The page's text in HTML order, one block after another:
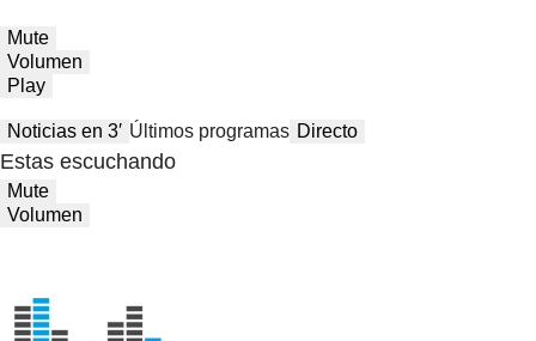
Mute
Volumen
Play
Noticias en 3′ Últimos programas Directo
Estas escuchando
Mute
Volumen